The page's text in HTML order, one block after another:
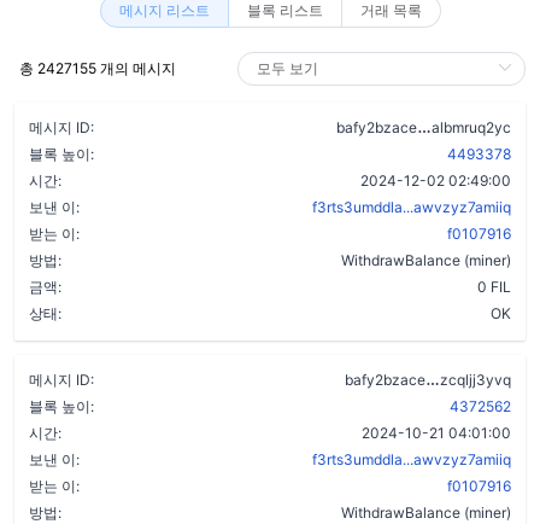
메시지 리스트 블록 리스트 거래 목록
총 2427155 개의 메시지
메시지 ID: bafy2bzace
albmruq2yc
블록 높이:
4493378
시간:
2024-12-02 02:49:00
보낸 이:
f3rts3umddla...awvzyz7amiiq
받는 이:
f0107916
방법:
WithdrawBalance (miner)
금액:
0 FIL
상태:
OK
메시지 ID: bafy2bzace
zcqljj3yvq
블록 높이:
4372562
시간:
2024-10-21 04:01:00
보낸 이:
f3rts3umddla...awvzyz7amiiq
받는 이:
f0107916
방법:
WithdrawBalance (miner)